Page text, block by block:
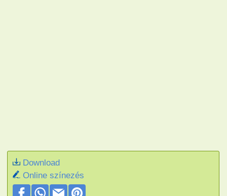
Download
Online színezés